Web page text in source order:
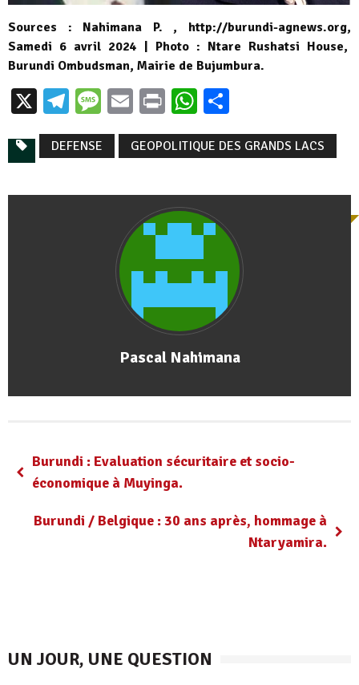
Sources : Nahimana P. , http://burundi-agnews.org,
Samedi 6 avril 2024 | Photo : Ntare Rushatsi House,
Burundi Ombudsman, Mairie de Bujumbura.
X Telegram
Message
EmailPrintWhatsApp
DEFENSE GEOPOLITIQUE DES GRANDS LACS
Pascal Nahimana
Burundi : Evaluation sécuritaire et socio-
économique à Muyinga.
Burundi / Belgique : 30 ans après, hommage à
Ntaryamira.
UN JOUR, UNE QUESTION